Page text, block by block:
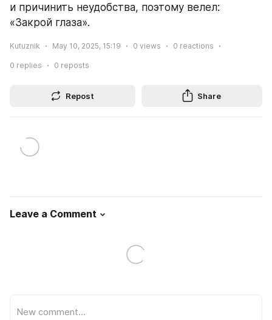
и причинить неудобства, поэтому велел:
«Закрой глаза».
Kutuznik May 10, 2025, 15:19 0 views 0 reactions
0 replies 0 reposts
Repost Share
Leave a Comment